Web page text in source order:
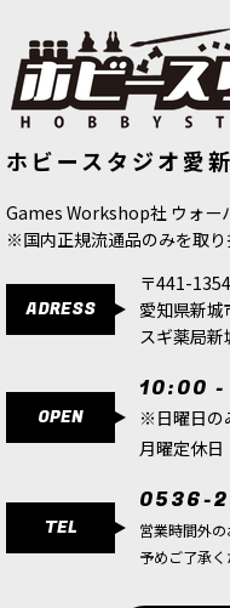
インで持ち
1点、替え刃
[ツール] ドリ
3,200
(税込)
ただいま売り
ツールがリニ
インで持ちや
ク、メタルや
使用可。
[ツール] ス
66-63]
5,100円(税込)
1点
シタデルミ
ツールがリ
た刃でパー
[ツール] モ
スチャー スプレッダー M [63-27]
ホビースタジオ愛
Games Workshop社 ウォー
※国内正規流通品のみを取り
ADRESS
〒441-1354
愛知県新
スギ薬局新
OPEN
10:00
※日曜日の
月曜定休日
TEL
0536-
営業時間外の
予めご了承く